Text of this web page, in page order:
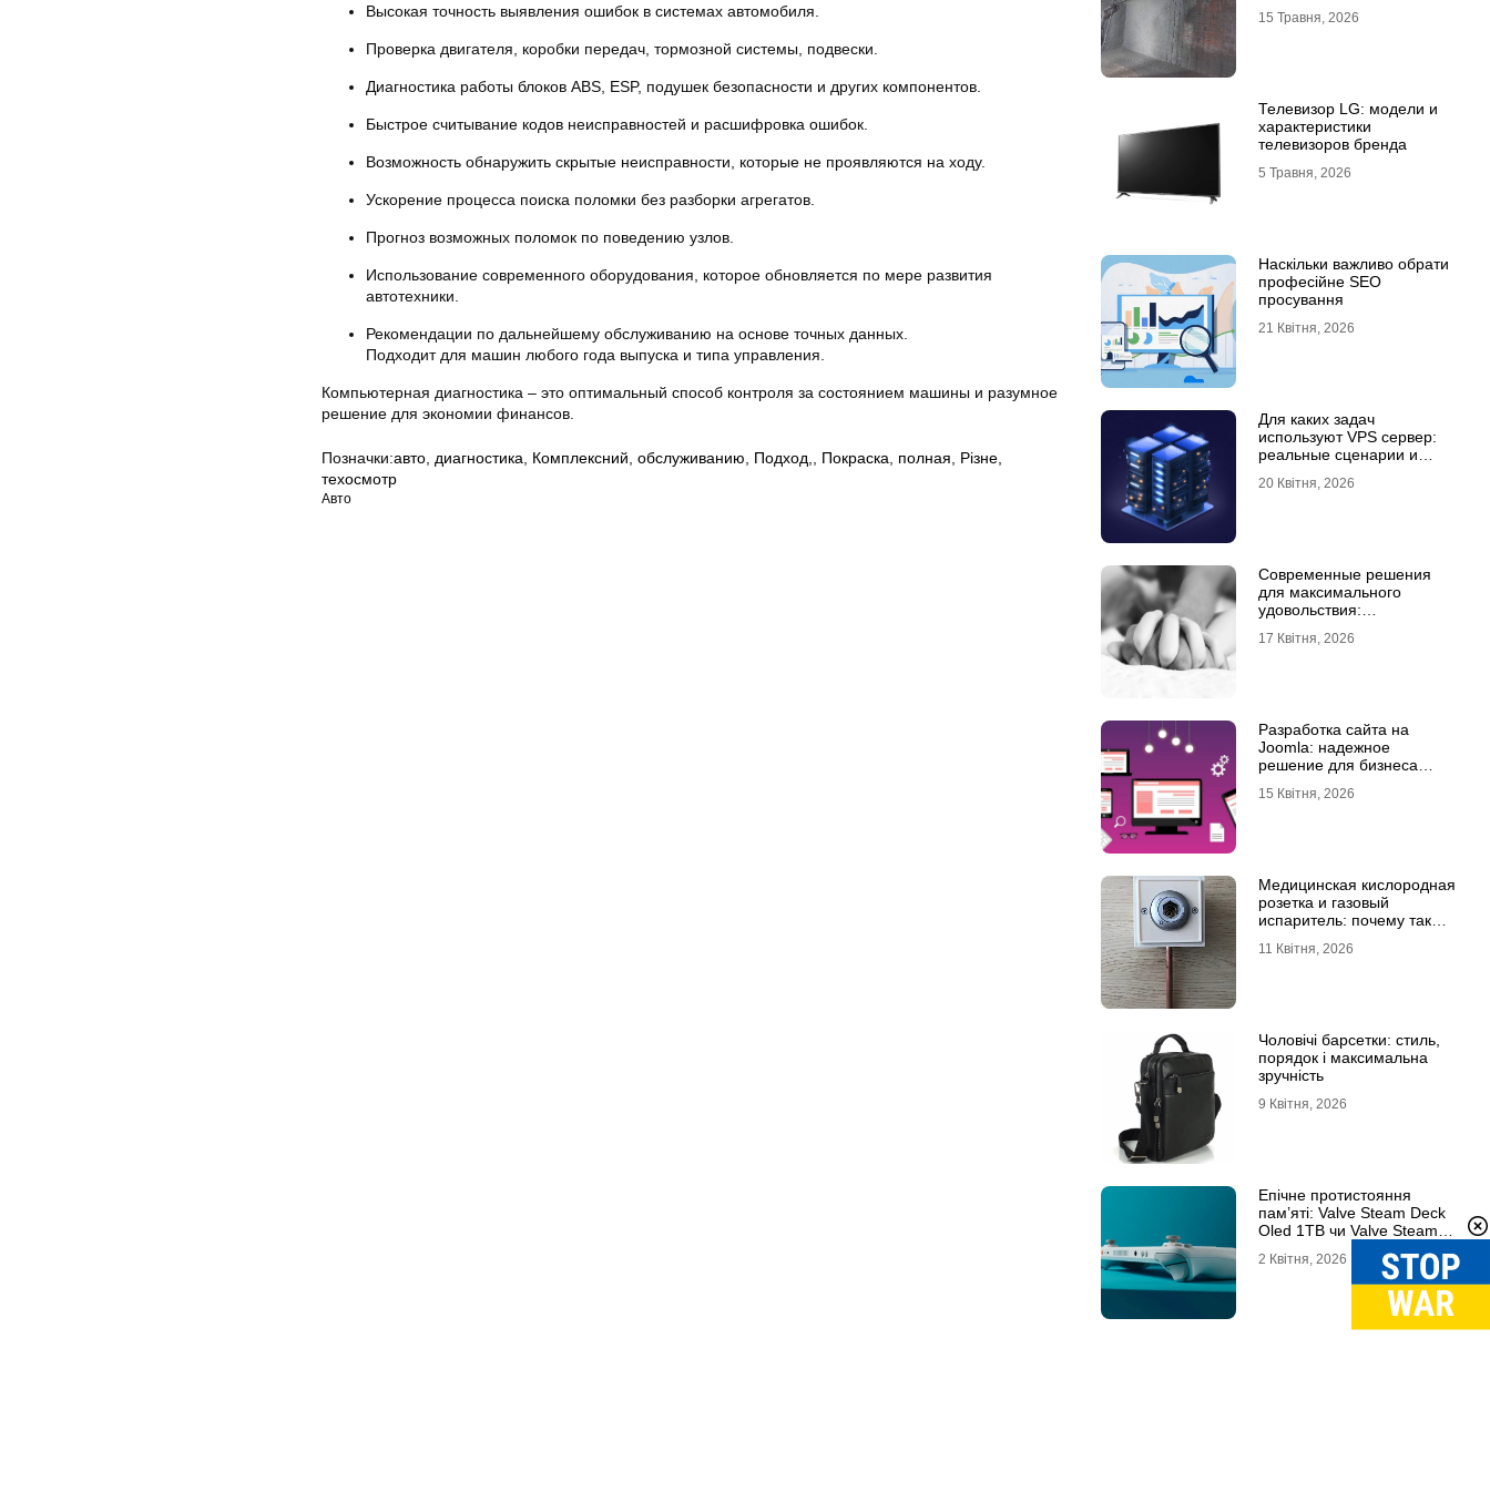
Высокая точность выявления ошибок в системах автомобиля.
Проверка двигателя, коробки передач, тормозной системы, подвески.
Диагностика работы блоков ABS, ESP, подушек безопасности и других компонентов.
Быстрое считывание кодов неисправностей и расшифровка ошибок.
Возможность обнаружить скрытые неисправности, которые не проявляются на ходу.
Ускорение процесса поиска поломки без разборки агрегатов.
Прогноз возможных поломок по поведению узлов.
Использование современного оборудования, которое обновляется по мере развития
автотехники.
Рекомендации по дальнейшему обслуживанию на основе точных данных.
Подходит для машин любого года выпуска и типа управления.
Компьютерная диагностика – это оптимальный способ контроля за состоянием машины и разумное
решение для экономии финансов.
Позначки:авто диагностика Комплексний обслуживанию Подход, Покраска полная Різне
техосмотр
Авто
15 Травня, 2026
Телевизор LG: модели и
характеристики
телевизоров бренда
5 Травня, 2026
Наскільки важливо обрати
професійне SEO
просування
21 Квітня, 2026
Для каких задач
используют VPS сервер:
реальные сценарии и
20 Квітня, 2026
Современные решения
для максимального
удовольствия:
и Womanizer для женщин
17 Квітня, 2026
Разработка сайта на
Joomla: надежное
решение для бизнеса
15 Квітня, 2026
Медицинская кислородная
розетка и газовый
испаритель: почему так
качественное
11 Квітня, 2026
Чоловічі барсетки: стиль,
порядок і максимальна
зручність
9 Квітня, 2026
Епічне протистояння
пам’яті: Valve Steam Deck
Oled 1TB чи Valve Steam
2 Квітня, 2026